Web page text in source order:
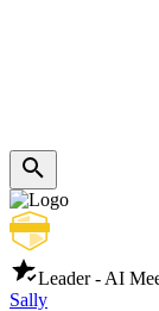
Leader - AI
Sally